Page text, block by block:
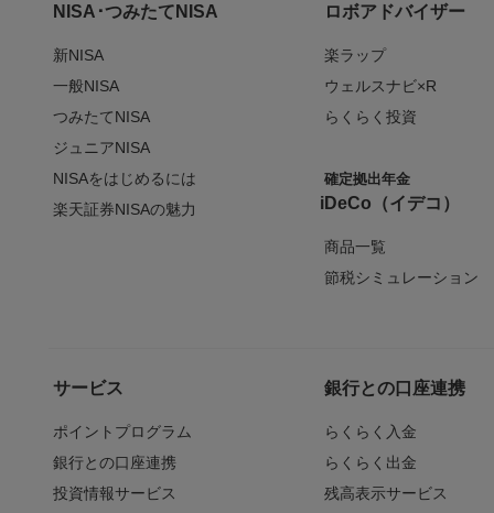
NISA･つみたてNISA
新NISA
一般NISA
つみたてNISA
ジュニアNISA
NISAをはじめるには
楽天証券NISAの魅力
ロボアドバイザー
楽ラップ
ウェルスナビ×R
らくらく投資
確定拠出年金
iDeCo（イデコ）
商品一覧
節税シミュレーション
サービス
ポイントプログラム
銀行との口座連携
投資情報サービス
銀行との口座連携
らくらく入金
らくらく出金
残高表示サービス